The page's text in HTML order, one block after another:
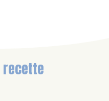
recette